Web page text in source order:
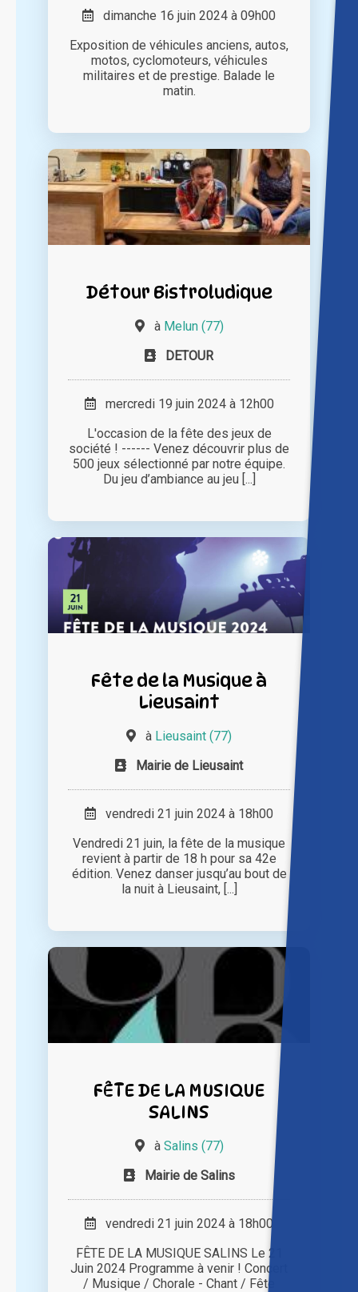
dimanche 16 juin 2024 à 09h00
Exposition de véhicules anciens, autos,
motos, cyclomoteurs, véhicules
militaires et de prestige. Balade le
matin.
Détour Bistroludique
à Melun (77)
DETOUR
mercredi 19 juin 2024 à 12h00
L'occasion de la fête des jeux de
société ! ------ Venez découvrir plus de
500 jeux sélectionné par notre équipe.
Du jeu d’ambiance au jeu [...]
Fête de la Musique à
Lieusaint
à Lieusaint (77)
Mairie de Lieusaint
vendredi 21 juin 2024 à 18h00
Vendredi 21 juin, la fête de la musique
revient à partir de 18 h pour sa 42e
édition. Venez danser jusqu’au bout de
la nuit à Lieusaint, [...]
FÊTE DE LA MUSIQUE
SALINS
à Salins (77)
Mairie de Salins
vendredi 21 juin 2024 à 18h00
FÊTE DE LA MUSIQUE SALINS Le 21
Juin 2024 Programme à venir ! Concert
/ Musique / Chorale - Chant / Fête